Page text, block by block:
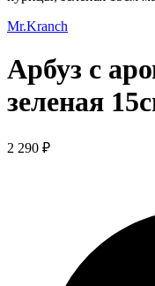
Mr.Kranch
Арбуз с
зеленая
2 290 ₽